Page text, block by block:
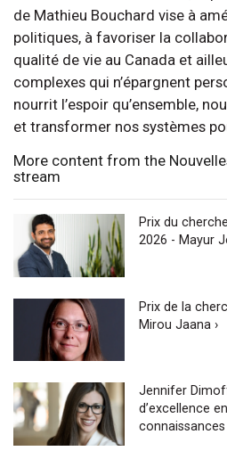
de Mathieu Bouchard vise à
politiques, à favoriser la
qualité de vie au Canada et
complexes qui n’épargnent
nourrit l’espoir qu’ensemble,
et transformer nos systèmes
More content from the
stream
Prix du
2026 - Mayur
Prix de la
Mirou Jaana ›
Jennifer
d’excellence